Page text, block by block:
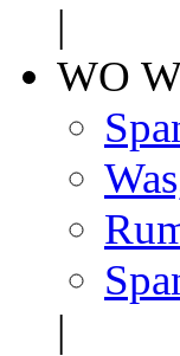
|
WO
|